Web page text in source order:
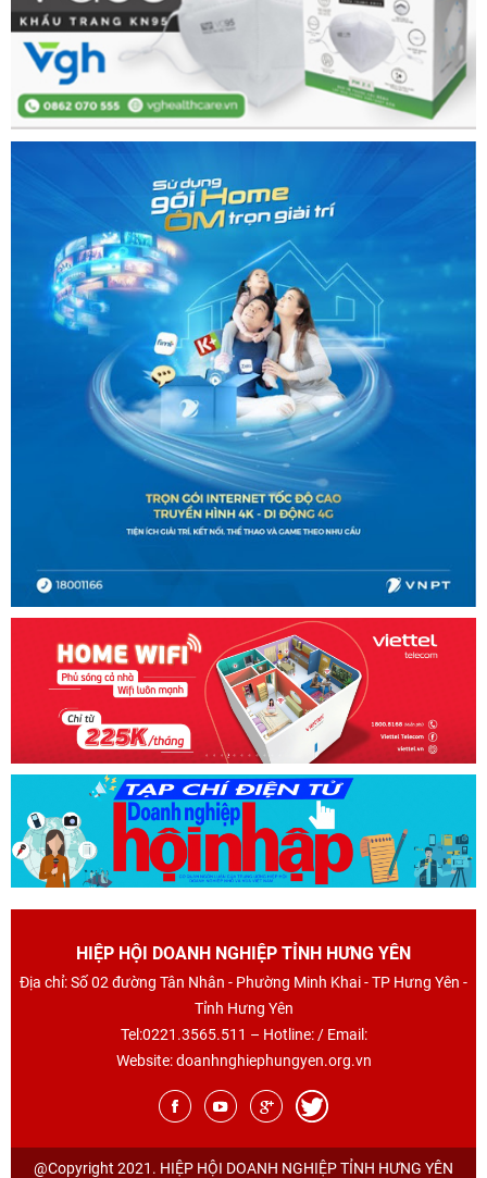
HIỆP HỘI DOANH NGHIỆP TỈNH HƯNG YÊN
Địa chỉ: Số 02 đường Tân Nhân - Phường Minh Khai - TP Hưng Yên -
Tỉnh Hưng Yên
Tel:0221.3565.511 – Hotline: / Email:
Website: doanhnghiephungyen.org.vn
@Copyright 2021. HIỆP HỘI DOANH NGHIỆP TỈNH HƯNG YÊN